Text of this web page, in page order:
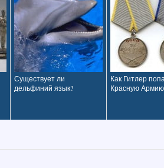
Существует ли
дельфиний язык?
Как Гитлер
Красную